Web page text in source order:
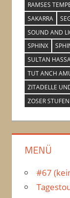
RAMSES
SAKARRA
SOUND AND
SPHINX
SULTAN
TUT ANCH
ZITADELLE
ZOSER
MENÜ
#67